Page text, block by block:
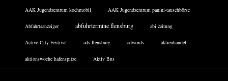
AAK Jugendzentrum kochmobil AAK Jugendzentrum panini-tauschbörse
Abfahrtsanzeiger abfuhrtermine flensburg abi zeitung
Active City Festival ads flensburg adwords aktienhandel
aktionswoche hafenspitze Aktiv Bus